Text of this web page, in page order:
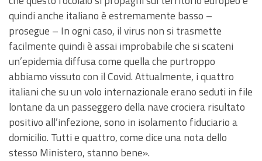
quindi anche italiano è estremamente basso –
prosegue – In ogni caso, il virus non si trasmette
facilmente quindi è assai improbabile che si scateni
un’epidemia diffusa come quella che purtroppo
abbiamo vissuto con il Covid. Attualmente, i quattro
italiani che su un volo internazionale erano seduti in file
lontane da un passeggero della nave crociera risultato
positivo all’infezione, sono in isolamento fiduciario a
domicilio. Tutti e quattro, come dice una nota dello
stesso Ministero, stanno bene».